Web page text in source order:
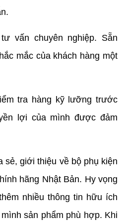
vấn chuyên nghiệp. Sẵn
mắc của khách hàng một
tra hàng kỹ lưỡng trước
lợi của mình được đảm
sẻ, giới thiệu về bộ phụ kiện
hãng Nhật Bản. Hy vọng
nhiều thông tin hữu ích
sản phẩm phù hợp. Khi